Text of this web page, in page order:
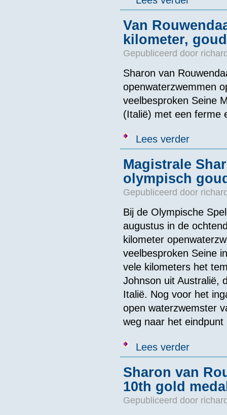
Van
kilometer,
Gepubliceerd door
Sharon van
openwaterzwemmen
veelbesproken Seine
(Italië) met een ferme
Lees verderover Van
Magistrale
olympisch
Gepubliceerd door
Bij de Olympische
augustus in de
kilometer
veelbesproken Seine
vele kilometers het
Johnson uit Australië,
Italië. Nog voor het
open waterzwemster
weg naar het
Lees verderover
Sharon van
10th gold
Gepubliceerd door